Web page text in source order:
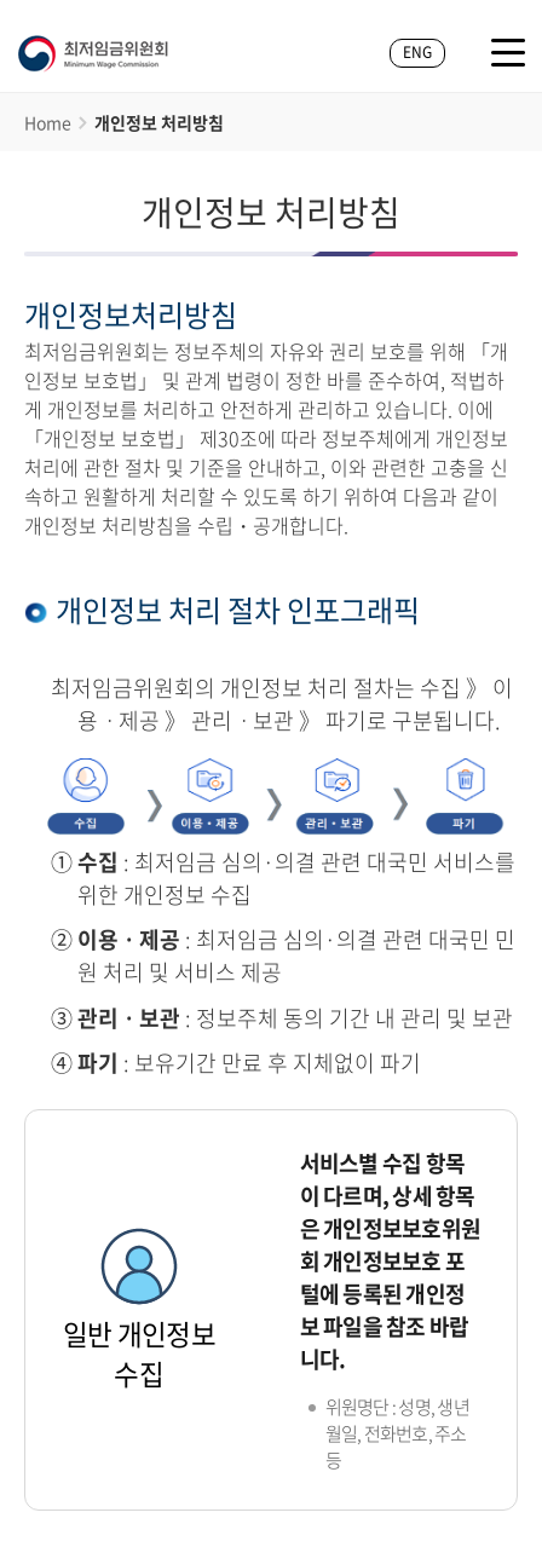
ENG
Home 개인정보 처리방침
개인정보 처리방침
개인정보처리방침
최저임금위원회는 정보주체의 자유와 권리 보호를 위해 「개
인정보 보호법」 및 관계 법령이 정한 바를 준수하여, 적법하
게 개인정보를 처리하고 안전하게 관리하고 있습니다. 이에
「개인정보 보호법」 제30조에 따라 정보주체에게 개인정보
처리에 관한 절차 및 기준을 안내하고, 이와 관련한 고충을 신
속하고 원활하게 처리할 수 있도록 하기 위하여 다음과 같이
개인정보 처리방침을 수립・공개합니다.
개인정보 처리 절차 인포그래픽
최저임금위원회의 개인정보 처리 절차는 수집 》 이
용ㆍ제공 》 관리ㆍ보관 》 파기로 구분됩니다.
①수집 : 최저임금 심의·의결 관련 대국민 서비스를
위한 개인정보 수집
② 이용ㆍ제공 : 최저임금 심의·의결 관련 대국민 민
원 처리 및 서비스 제공
③관리ㆍ보관 : 정보주체 동의 기간 내 관리 및 보관
④파기 : 보유기간 만료 후 지체없이 파기
일반 개인정보
수집
서비스별 수집 항목
이 다르며, 상세 항목
은 개인정보보호위원
회 개인정보보호 포
털에 등록된 개인정
보 파일을 참조 바랍
니다.
위원명단 : 성명, 생년
월일, 전화번호, 주소
등